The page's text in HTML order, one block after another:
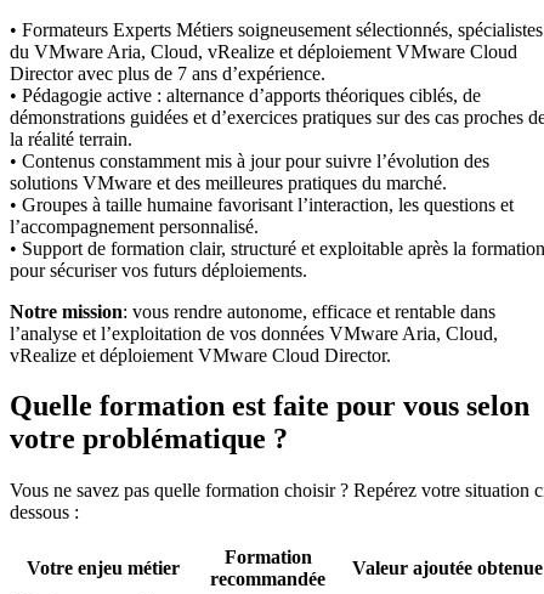
• Formateurs Experts Métiers soigneusement sélectionnés, spécialistes
du VMware Aria, Cloud, vRealize et déploiement VMware Cloud
Director avec plus de 7 ans d’expérience.
• Pédagogie active : alternance d’apports théoriques ciblés, de
démonstrations guidées et d’exercices pratiques sur des cas proches
la réalité terrain.
• Contenus constamment mis à jour pour suivre l’évolution des
solutions VMware et des meilleures pratiques du marché.
• Groupes à taille humaine favorisant l’interaction, les questions et
l’accompagnement personnalisé.
• Support de formation clair, structuré et exploitable après la formation
pour sécuriser vos futurs déploiements.
Notre mission: vous rendre autonome, efficace et rentable dans
l’analyse et l’exploitation de vos données VMware Aria, Cloud,
vRealize et déploiement VMware Cloud Director.
Quelle formation est faite pour vous selon
votre problématique ?
Vous ne savez pas quelle formation choisir ? Repérez votre situation
dessous :
Votre enjeu métier
Formation
recommandée
Valeur ajoutée obtenue